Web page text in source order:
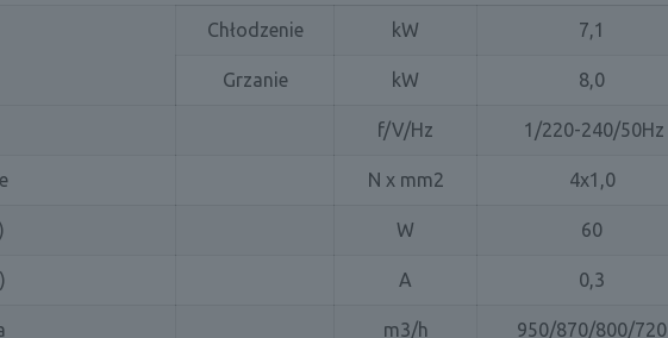
Chłodzenie kW 7,1
Grzanie kW 8,0
f/V/Hz 1/220-240/50Hz
N x mm2 4x1,0
W 60
A 0,3
m3/h 950/870/800/720